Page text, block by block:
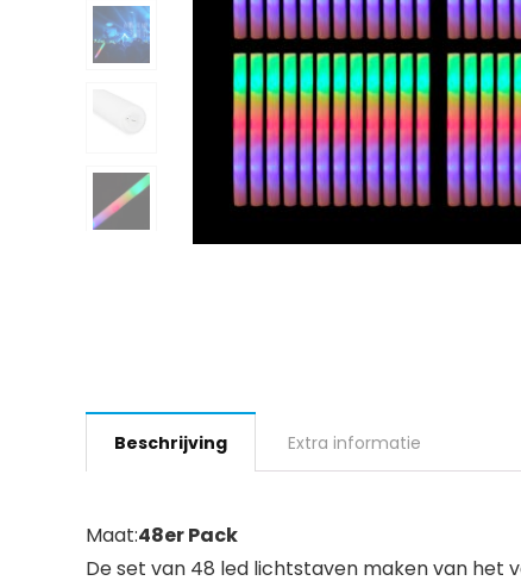
Beschrijving Extra informatie
Maat:48er Pack
De set van 48 led lichtstaven maken van het